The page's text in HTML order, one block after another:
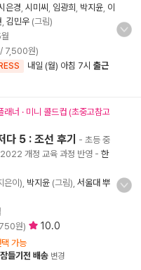
은경 시미씨 임광희 박지윤 이
김민우 (그림)
7,500원)
내일 (월) 아침 7시 출근
너 · 미니 콜드컵 (초중고참고
다 5 : 조선 후기
- 초등 중
개정 교육 과정 반영 - 한
은이), 박지윤 (그림), 서울대 뿌
원) 10.0
가능
잠들기전 배송 변경